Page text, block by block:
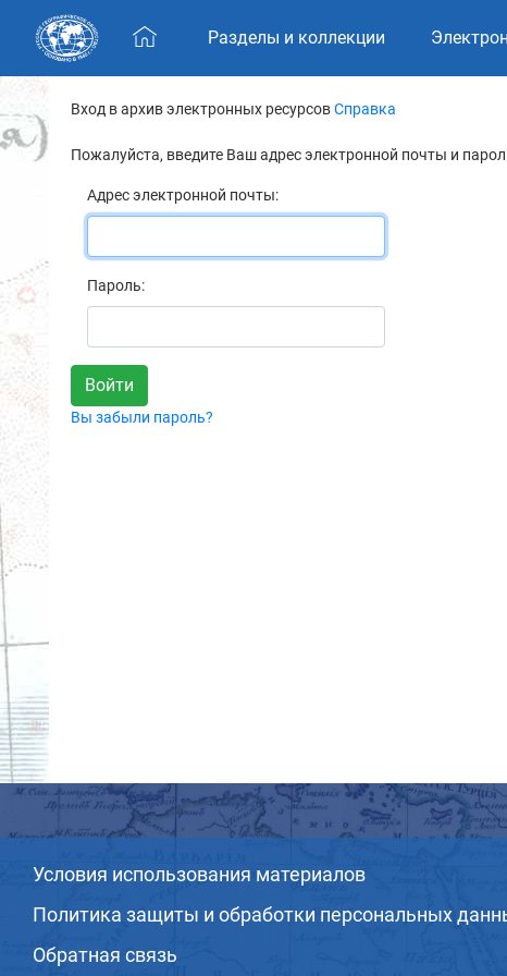
Skip navigation
Разделы и коллекции
Вход в архив электронных ресурсовСправка
Пожалуйста, введите Ваш адрес электронной почты и
Адрес электронной почты:
Пароль:
Вы забыли пароль?
Условия использования материалов
Политика защиты и обработки персональных
Обратная связь